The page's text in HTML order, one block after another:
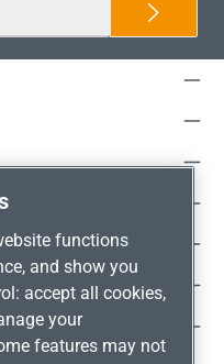
functions
and show you
accept all cookies,
your
features may not